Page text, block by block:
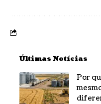
Últimas Notícias
Por